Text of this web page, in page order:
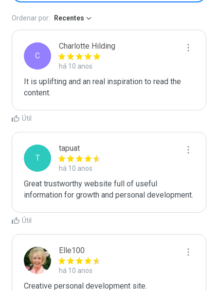
Ordenar por: Recentes
C
Charlotte Hilding
há 10 anos
It is uplifting and an real inspiration to read the
content.
Útil
T
tapuat
há 10 anos
Great trustworthy website full of useful
information for growth and personal development.
Útil
Elle100
há 10 anos
Creative personal development site.